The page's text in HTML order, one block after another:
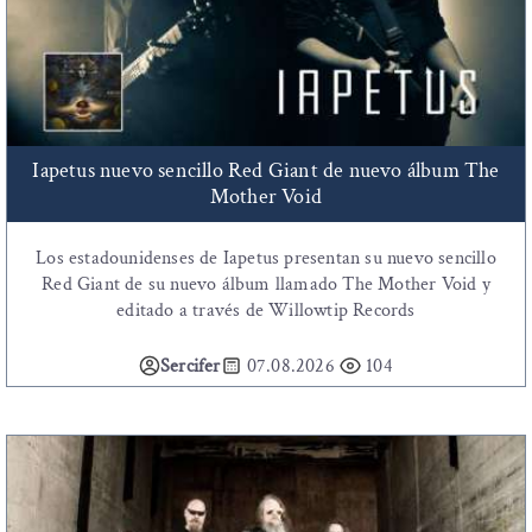
Iapetus nuevo sencillo Red Giant de nuevo álbum The
Mother Void
Los estadounidenses de Iapetus presentan su nuevo sencillo
Red Giant de su nuevo álbum llamado The Mother Void y
editado a través de Willowtip Records
Sercifer 07.08.2026 104